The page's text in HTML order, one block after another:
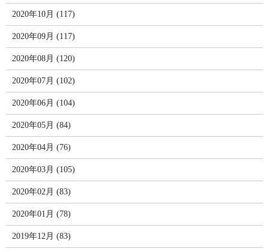
2020年10月 (117)
2020年09月 (117)
2020年08月 (120)
2020年07月 (102)
2020年06月 (104)
2020年05月 (84)
2020年04月 (76)
2020年03月 (105)
2020年02月 (83)
2020年01月 (78)
2019年12月 (83)